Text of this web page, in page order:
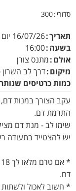
סדורי 300
תאריך 16/07/26
בשעה 16:00
אולם מתנס צורן
מיקום דרך לב
כמות כרטיסים
עקב הצורך במנות
התרמת דם.
שימו לב - מנת דם
יש להצטייד בתעודה
דם.
* חשוב לאכול